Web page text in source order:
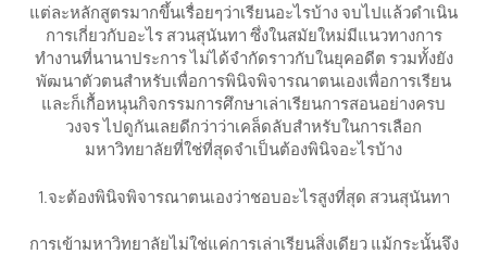
แต่ละหลักสูตรมากขึ้นเรื่อยๆว่าเรียนอะไรบ้าง จบไปแล้วดำเนิน
การเกี่ยวกับอะไร สวนสุนันทา ซึ่งในสมัยใหม่มีแนวทางการ
ทำงานที่นานาประการ ไม่ได้จำกัดราวกับในยุคอดีต รวมทั้งยัง
พัฒนาตัวตนสำหรับเพื่อการพินิจพิจารณาตนเองเพื่อการเรียน
และก็เกื้อหนุนกิจกรรมการศึกษาเล่าเรียนการสอนอย่างครบ
วงจร ไปดูกันเลยดีกว่าว่าเคล็ดลับสำหรับในการเลือก
มหาวิทยาลัยที่ใช่ที่สุดจำเป็นต้องพินิจอะไรบ้าง
1.จะต้องพินิจพิจารณาตนเองว่าชอบอะไรสูงที่สุด สวนสุนันทา
การเข้ามหาวิทยาลัยไม่ใช่แค่การเล่าเรียนสิ่งเดียว แม้กระนั้นจึง